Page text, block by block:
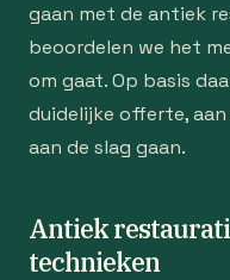
gaan met de antiek
beoordelen we het
om gaat. Op basis
duidelijke offerte,
aan de slag gaan.
Antiek
technieken